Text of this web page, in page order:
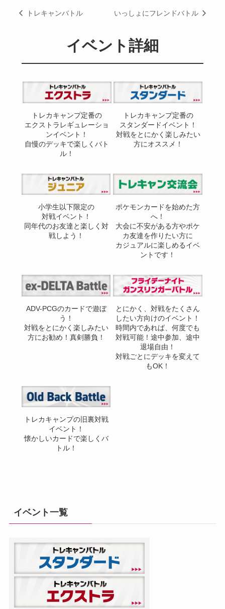
トレキャンバトル いっしょにフレンドバトル
イベント詳細
トレカキャンプ定番の
エクストラレギュレーショ
ンイベント！
自慢のデッキで楽しくバト
ル！
トレカキャンプ定番の
スタンダードイベント！
対戦をとにかく楽しみたい
方にオススメ！
小学生以下限定の
対戦イベント！
同年代のお友達と楽しく対
戦しよう！
ポケモンカードを始めた方
へ！
大会に不安がある方やポケ
カ友達を作りたい方に
カジュアルに楽しめるイベ
ントです！
ADV-PCGのカードで遊ぼ
う！
対戦をとにかく楽しみたい
方にお勧め！真剣勝負！
とにかく、対戦をたくさん
したい方向けのイベント！
時間内であれば、何度でも
対戦可能！途中参加、途中
退場自由！
対戦ごとにデッキを変えて
もOK！
トレカキャンプの旧裏対戦
イベント！
懐かしいカードで楽しくバ
トル！
イベント一覧